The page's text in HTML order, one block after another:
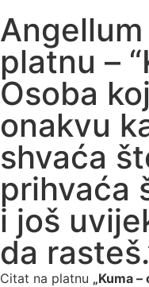
platnu –
Osoba
onakvu
shvaća
prihvaća
i još
da
Citat na platnu „Kuma